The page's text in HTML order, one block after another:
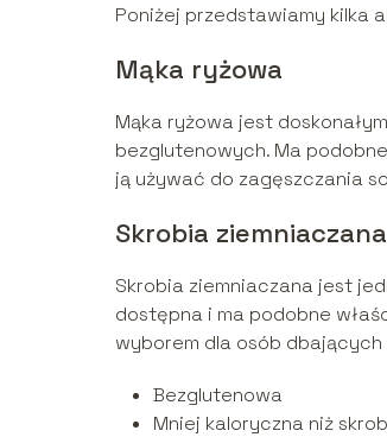
Poniżej przedstawiamy kilka
Mąka ryżowa
Mąka ryżowa jest
bezglutenowych. Ma
ją używać do zagęszczania
Skrobia ziemniaczana
Skrobia ziemniaczana jest
dostępna i ma podobne
wyborem dla osób dbających
Bezglutenowa
Mniej kaloryczna niż